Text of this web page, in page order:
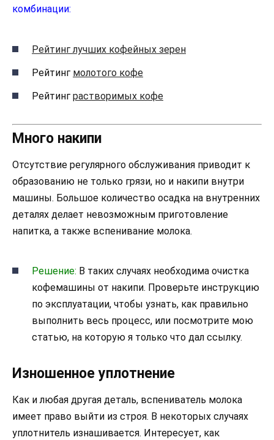
комбинации:
Рейтинг лучших кофейных зерен
Рейтинг молотого кофе
Рейтинг растворимых кофе
Много накипи
Отсутствие регулярного обслуживания приводит к
образованию не только грязи, но и накипи внутри
машины. Большое количество осадка на внутренних
деталях делает невозможным приготовление
напитка, а также вспенивание молока.
Решение: В таких случаях необходима очистка
кофемашины от накипи. Проверьте инструкцию
по эксплуатации, чтобы узнать, как правильно
выполнить весь процесс, или посмотрите мою
статью, на которую я только что дал ссылку.
Изношенное уплотнение
Как и любая другая деталь, вспениватель молока
имеет право выйти из строя. В некоторых случаях
уплотнитель изнашивается. Интересует, как